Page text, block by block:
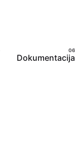
Dokumentacija